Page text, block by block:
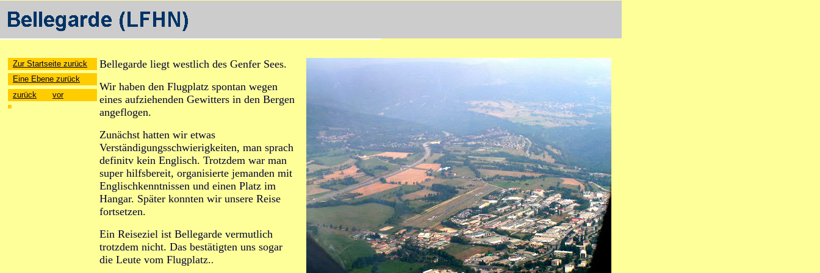
Zur Startseite zurück
Eine Ebene zurück
zurück
vor
Bellegarde liegt westlich des Genfer Sees.
Wir haben den Flugplatz spontan wegen
eines aufziehenden Gewitters in den Bergen
angeflogen.
Zunächst hatten wir etwas
Verständigungsschwierigkeiten, man sprach
definitv kein Englisch. Trotzdem war man
super hilfsbereit, organisierte jemanden mit
Englischkenntnissen und einen Platz im
Hangar. Später konnten wir unsere Reise
fortsetzen.
Ein Reiseziel ist Bellegarde vermutlich
trotzdem nicht. Das bestätigten uns sogar
die Leute vom Flugplatz..